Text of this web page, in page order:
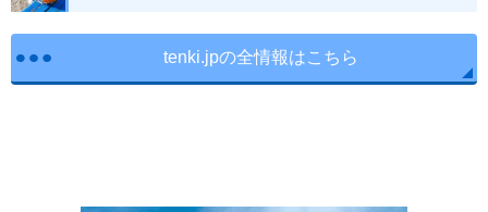
tenki.jpの全情報はこちら